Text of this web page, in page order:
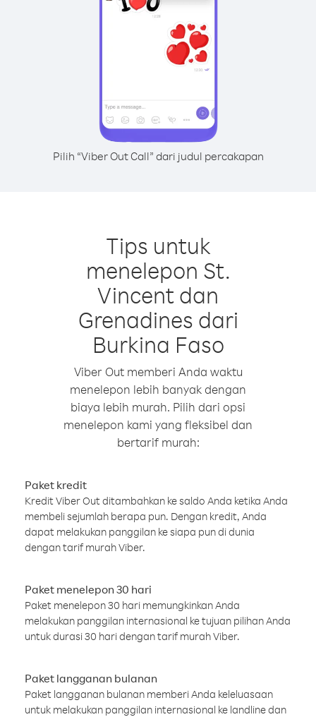
Pilih “Viber Out Call” dari judul percakapan
Tips untuk
menelepon St.
Vincent dan
Grenadines dari
Burkina Faso
Viber Out memberi Anda waktu
menelepon lebih banyak dengan
biaya lebih murah. Pilih dari opsi
menelepon kami yang fleksibel dan
bertarif murah:
Paket kredit
Kredit Viber Out ditambahkan ke saldo Anda ketika Anda
membeli sejumlah berapa pun. Dengan kredit, Anda
dapat melakukan panggilan ke siapa pun di dunia
dengan tarif murah Viber.
Paket menelepon 30 hari
Paket menelepon 30 hari memungkinkan Anda
melakukan panggilan internasional ke tujuan pilihan Anda
untuk durasi 30 hari dengan tarif murah Viber.
Paket langganan bulanan
Paket langganan bulanan memberi Anda keleluasaan
untuk melakukan panggilan internasional ke landline dan